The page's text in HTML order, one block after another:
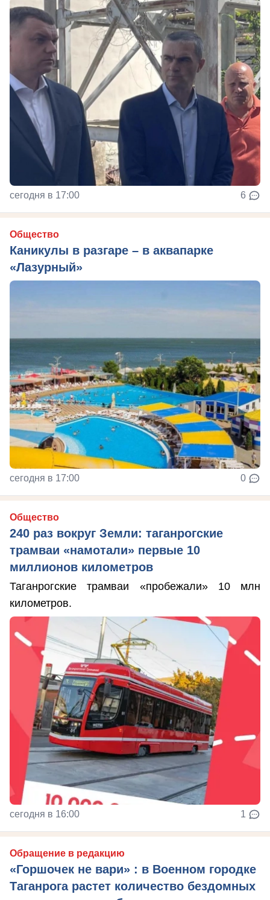
сегодня в 17:00 6
Общество
Каникулы в разгаре – в аквапарке
«Лазурный»
сегодня в 17:00 0
Общество
240 раз вокруг Земли: таганрогские
трамваи «намотали» первые 10
миллионов километров
Таганрогские трамваи «пробежали» 10 млн
километров.
сегодня в 16:00 1
Обращение в редакцию
«Горшочек не вари» : в Военном городке
Таганрога растет количество бездомных